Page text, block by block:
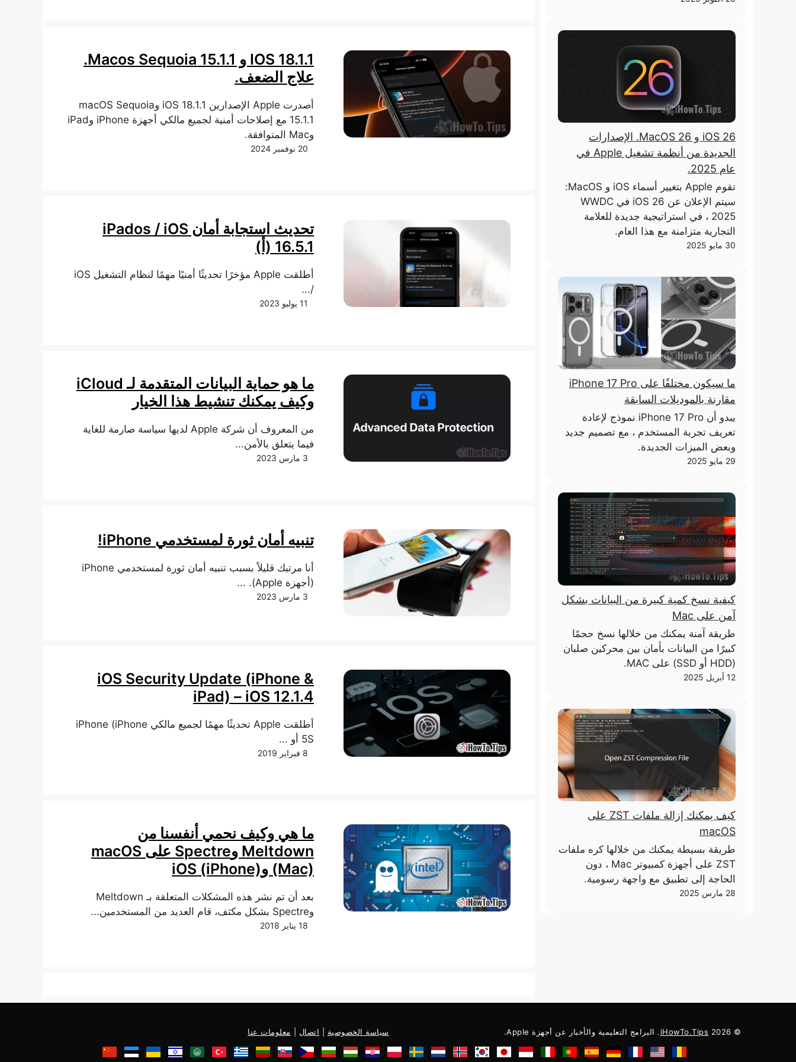
IOS 18.1.1 و Macos Sequoia 15.1.1.
علاج الضعف.
أصدرت Apple الإصدارين iOS 18.1.1 وmacOS Sequoia
15.1.1 مع إصلاحات أمنية لجميع مالكي أجهزة iPhone وiPad
وMac المتوافقة.
20 نوفمبر 2024
تحديث استجابة أمان iPados / iOS
16.5.1 (أ)
أطلقت Apple مؤخرًا تحديثًا أمنيًا مهمًا لنظام التشغيل iOS
/...
11 يوليو 2023
ما هو حماية البيانات المتقدمة لـ iCloud
وكيف يمكنك تنشيط هذا الخيار
من المعروف أن شركة Apple لديها سياسة صارمة للغاية
فيما يتعلق بالأمن...
3 مارس 2023
تنبيه أمان ثورة لمستخدمي iPhone!
أنا مرتبك قليلاً بسبب تنبيه أمان ثورة لمستخدمي iPhone
(أجهزة Apple). ...
3 مارس 2023
iOS Security Update (iPhone &
iPad) – iOS 12.1.4
أطلقت Apple تحديثًا مهمًا لجميع مالكي iPhone (iPhone
5S أو ...
8 فبراير 2019
ما هي وكيف نحمي أنفسنا من
Meltdown وSpectre على macOS
(Mac) وiOS (iPhone)
بعد أن تم نشر هذه المشكلات المتعلقة بـ Meltdown
وSpectre بشكل مكثف، قام العديد من المستخدمين...
18 يناير 2018
iOS 26 و MacOS 26. الإصدارات
الجديدة من أنظمة تشغيل Apple في
عام 2025.
تقوم Apple بتغيير أسماء iOS و MacOS:
سيتم الإعلان عن iOS 26 في WWDC
2025 ، في استراتيجية جديدة للعلامة
التجارية متزامنة مع هذا العام.
30 مايو 2025
ما سيكون مختلفًا على iPhone 17 Pro
مقارنة بالموديلات السابقة
يبدو أن iPhone 17 Pro نموذج لإعادة
تعريف تجربة المستخدم ، مع تصميم جديد
وبعض الميزات الجديدة.
29 مايو 2025
كيفية نسخ كمية كبيرة من البيانات بشكل
آمن على Mac
طريقة آمنة يمكنك من خلالها نسخ حجمًا
كبيرًا من البيانات بأمان بين محركين صلبان
(HDD أو SSD) على MAC.
12 أبريل 2025
كيف يمكنك إزالة ملفات ZST على
macOS
طريقة بسيطة يمكنك من خلالها كره ملفات
ZST على أجهزة كمبيوتر Mac ، دون
الحاجة إلى تطبيق مع واجهة رسومية.
28 مارس 2025
© 2026
iHowTo.Tips. البرامج التعليمية والأخبار عن أجهزة Apple. سياسة الخصوصية اتصال معلومات عنا